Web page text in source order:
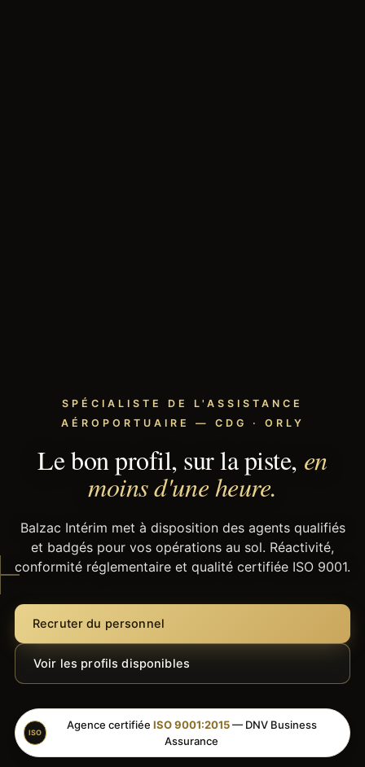
SPÉCIALISTE DE L'ASSISTANCE
AÉROPORTUAIRE — CDG · ORLY
Le bon profil, sur la piste, en
moins d'une heure.
Balzac Intérim met à disposition des agents qualifiés
et badgés pour vos opérations au sol. Réactivité,
conformité réglementaire et qualité certifiée ISO 9001.
Recruter du personnel
Voir les profils disponibles
ISO
Agence certifiée ISO 9001:2015— DNV Business
Assurance